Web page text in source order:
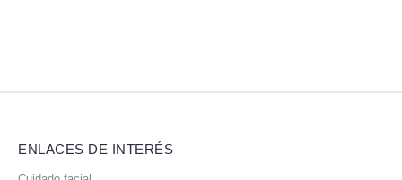
ENLACES DE INTERÉS